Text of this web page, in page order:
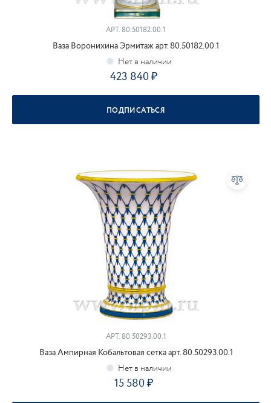
АРТ. 80.50182.00.1
Ваза Воронихина Эрмитаж арт. 80.50182.00.1
423 840
ПОДПИСАТЬСЯ
АРТ.80.50293.00.1
Ваза Ампирная Кобальтовая сетка арт. 80.50293.00.1
15 580